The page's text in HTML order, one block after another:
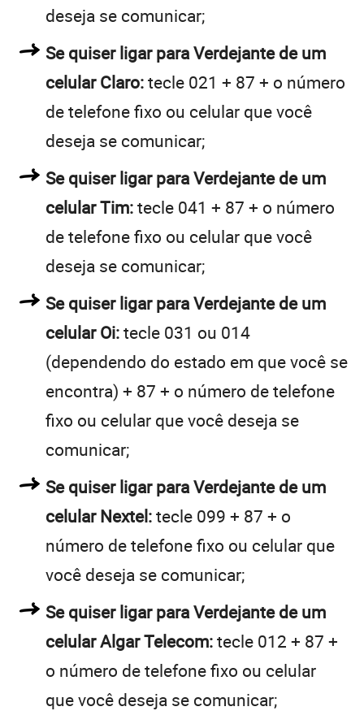
deseja se comunicar;
Se quiser ligar para Verdejante de um
celular Claro:tecle 021 + 87 + o número
de telefone fixo ou celular que você
deseja se comunicar;
Se quiser ligar para Verdejante de um
celular Tim:tecle 041 + 87 + o número
de telefone fixo ou celular que você
deseja se comunicar;
Se quiser ligar para Verdejante de um
celular Oi:tecle 031 ou 014
(dependendo do estado em que você se
encontra) + 87 + o número de telefone
fixo ou celular que você deseja se
comunicar;
Se quiser ligar para Verdejante de um
celular Nextel:tecle 099 + 87 + o
número de telefone fixo ou celular que
você deseja se comunicar;
Se quiser ligar para Verdejante de um
celular Algar Telecom:tecle 012 + 87 +
o número de telefone fixo ou celular
que você deseja se comunicar;